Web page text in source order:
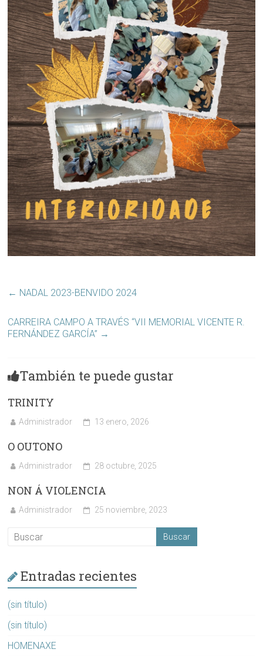
← NADAL 2023-BENVIDO 2024
CARREIRA CAMPO A TRAVÉS “VII MEMORIAL VICENTE R.
FERNÁNDEZ GARCÍA” →
También te puede gustar
TRINITY
Administrador 13 enero, 2026
O OUTONO
Administrador 28 octubre, 2025
NON Á VIOLENCIA
Administrador 25 noviembre, 2023
Entradas recientes
(sin título)
(sin título)
HOMENAXE